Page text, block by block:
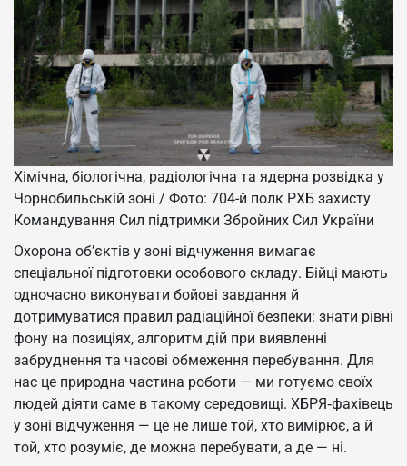
Хімічна, біологічна, радіологічна та ядерна розвідка у
Чорнобильській зоні / Фото: 704-й полк РХБ захисту
Командування Сил підтримки Збройних Сил України
Охорона об’єктів у зоні відчуження вимагає
спеціальної підготовки особового складу. Бійці мають
одночасно виконувати бойові завдання й
дотримуватися правил радіаційної безпеки: знати рівні
фону на позиціях, алгоритм дій при виявленні
забруднення та часові обмеження перебування. Для
нас це природна частина роботи — ми готуємо своїх
людей діяти саме в такому середовищі. ХБРЯ‑фахівець
у зоні відчуження — це не лише той, хто вимірює, а й
той, хто розуміє, де можна перебувати, а де — ні.